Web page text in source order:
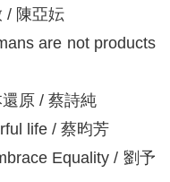
/ 陳亞妘
are not products
原 / 蔡詩純
life / 蔡昀芳
Equality / 劉予